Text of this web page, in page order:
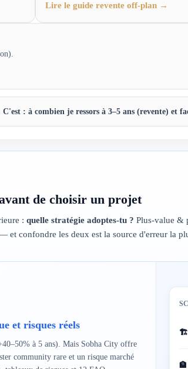
Lire le guide revente off-plan →
C'est : à combien je ressors à 3–5 ans (revente) et
de choisir un projet
: quelle stratégie adoptes-tu ? Plus-value &
et confondre les deux est la source d'erreur la
et risques réels
à 5 ans). Mais Sobha City offre
community rare et un risque marché
🏗️